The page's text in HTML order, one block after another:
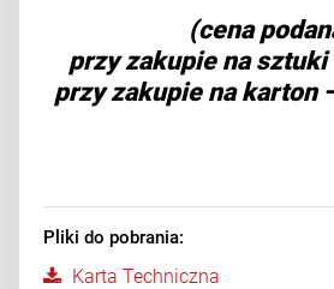
(cena
przy zakupie na
przy zakupie na karton
Pliki do pobrania:
Karta Techniczna